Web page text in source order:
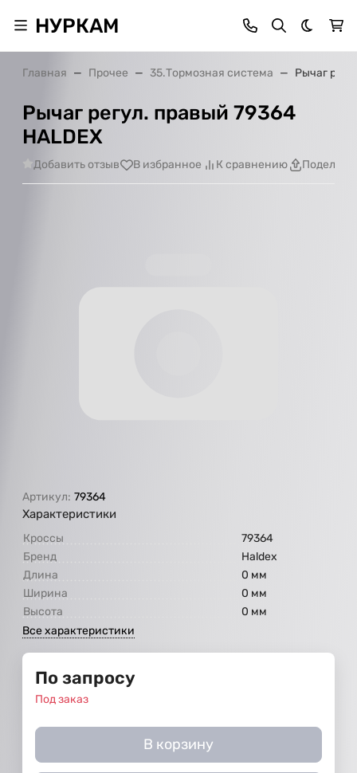
НУРКАМ Темная
Главная Прочее 35.Тормозная система Рычаг
Рычаг регул. правый 79364
HALDEX
Добавить отзыв В избранное К сравнению
Артикул: 79364
Характеристики
Кроссы
79364
Бренд
Haldex
Длина
0 мм
Ширина
0 мм
Высота
0 мм
Все характеристики
По запросу
Под заказ
В корзину